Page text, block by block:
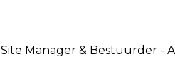
Site Manager & Bestuurder -